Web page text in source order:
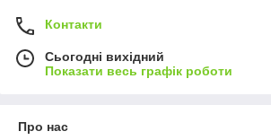
Контакти
Сьогодні вихідний
Показати весь графік роботи
Про нас